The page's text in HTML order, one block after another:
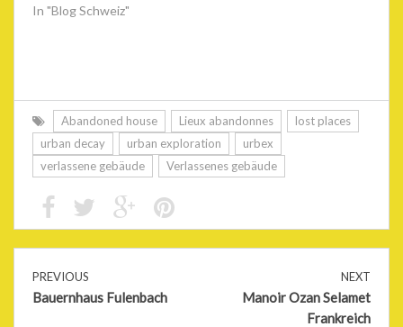
In "Blog Schweiz"
Abandoned house Lieux abandonnes
lost places
urban decay
urban exploration
urbex
verlassene gebäude
Verlassenes gebäude
PREVIOUS
Bauernhaus Fulenbach
NEXT
Manoir Ozan Selamet
Frankreich